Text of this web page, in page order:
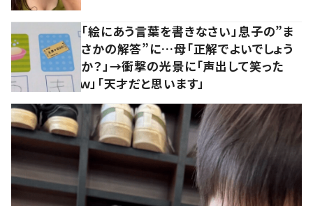
「絵にあう言葉を書きなさい」息子の”ま
さかの解答”に…母「正解でよいでしょう
か？」→衝撃の光景に「声出して笑った
ｗ」「天才だと思います」